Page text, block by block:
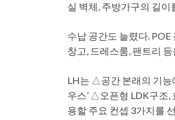
실 벽체, 주방가구의 길이
수납 공간도 늘렸다.
창고, 드레스룸, 팬트리
LH는 △공간 본래의 기능
우스’ △오픈형 LDK구조,
용할 주요 컨셉 3가지를